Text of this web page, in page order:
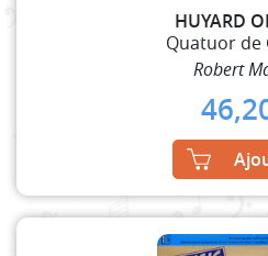
HUYARD
Quatuor de
Robert